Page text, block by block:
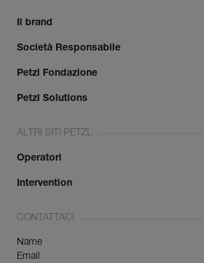
Il brand
Società Responsabile
Petzl Fondazione
Petzl Solutions
ALTRI SITI PETZL
Operatori
Intervention
CONTATTACI
Name
Email